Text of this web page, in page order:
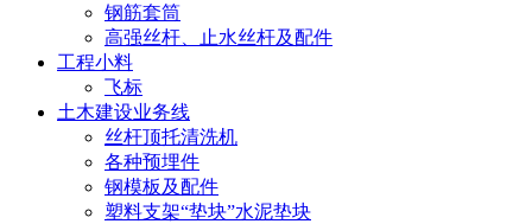
钢筋套筒
高强丝杆、止水丝杆及配件
工程小料
飞标
土木建设业务线
丝杆顶托清洗机
各种预埋件
钢模板及配件
塑料支架“垫块”水泥垫块